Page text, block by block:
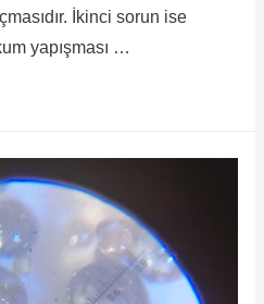
İkinci sorun ise
yapışması …